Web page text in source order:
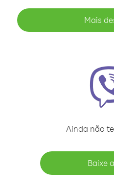
Mais
Ainda não
Baixe